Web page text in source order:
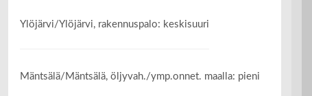
Ylöjärvi/Ylöjärvi, rakennuspalo: keskisuuri
Mäntsälä/Mäntsälä, öljyvah./ymp.onnet. maalla: pieni